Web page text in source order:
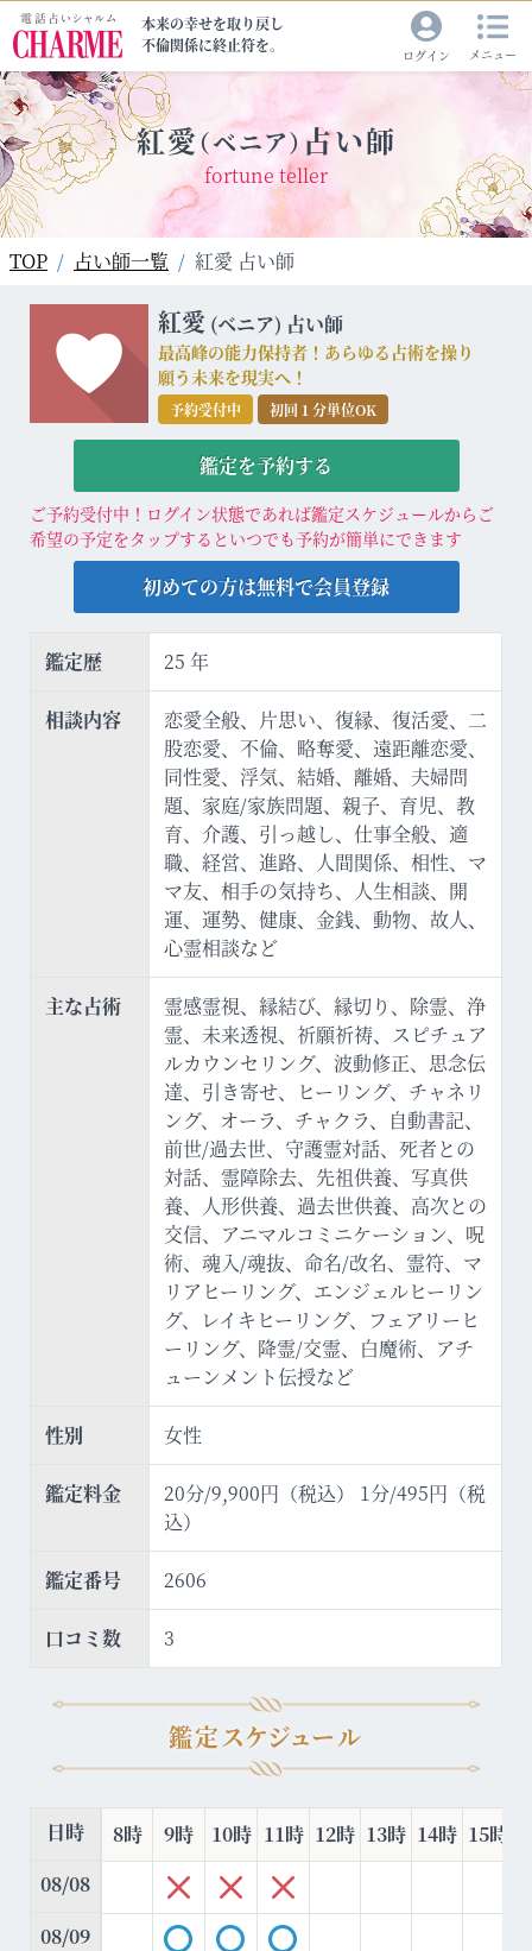
メニュー
本来の幸せを取り戻し
不倫関係に終止符を。
ログイン
紅愛（ベニア）占い師
fortune teller
TOP 占い師一覧 紅愛 占い師
紅愛 (ベニア) 占い師
最高峰の能力保持者！あらゆる占術を操り
願う未来を現実へ！
予約受付中 初回１分単位OK
鑑定を予約する
ご予約受付中！ログイン状態であれば鑑定スケジュールからご
希望の予定をタップするといつでも予約が簡単にできます
初めての方は無料で会員登録
鑑定歴 25 年
相談内容
恋愛全般、片思い、復縁、復活愛、二
股恋愛、不倫、略奪愛、遠距離恋愛、
同性愛、浮気、結婚、離婚、夫婦問
題、家庭/家族問題、親子、育児、教
育、介護、引っ越し、仕事全般、適
職、経営、進路、人間関係、相性、マ
マ友、相手の気持ち、人生相談、開
運、運勢、健康、金銭、動物、故人、
心霊相談など
主な占術
霊感霊視、縁結び、縁切り、除霊、浄
霊、未来透視、祈願祈祷、スピチュア
ルカウンセリング、波動修正、思念伝
達、引き寄せ、ヒーリング、チャネリ
ング、オーラ、チャクラ、自動書記、
前世/過去世、守護霊対話、死者との
対話、霊障除去、先祖供養、写真供
養、人形供養、過去世供養、高次との
交信、アニマルコミニケーション、呪
術、魂入/魂抜、命名/改名、霊符、マ
リアヒーリング、エンジェルヒーリン
グ、レイキヒーリング、フェアリーヒ
ーリング、降霊/交霊、白魔術、アチ
ューンメント伝授など
性別 女性
鑑定料金
20分/9,900円（税込） 1分/495円（税
込）
鑑定番号 2606
口コミ数 3
鑑定スケジュール
日時
08/08
08/09
8時 9時 10時 11時 12時 13時 14時 15時